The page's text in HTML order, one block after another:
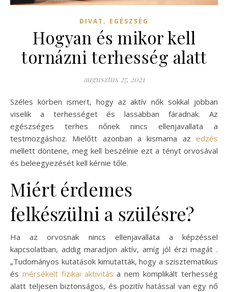
DIVAT , EGÉSZSÉG
Hogyan és mikor kell
tornázni terhesség alatt
augusztus 27, 2021
Széles körben ismert, hogy az aktív nők sokkal jobban
viselik a terhességet és lassabban fáradnak. Az
egészséges terhes nőnek nincs ellenjavallata a
testmozgáshoz. Mielőtt azonban a kismama az edzés
mellett döntene, meg kell beszélnie ezt a tényt orvosával
és beleegyezését kell kérnie tőle.
Miért érdemes
felkészülni a szülésre?
Ha az orvosnak nincs ellenjavallata a képzéssel
kapcsolatban, addig maradjon aktív, amíg jól érzi magát .
„Tudományos kutatások kimutatták, hogy a szisztematikus
és mérsékelt fizikai aktivitás a nem komplikált terhesség
alatt teljesen biztonságos, és pozitív hatással van egy nő